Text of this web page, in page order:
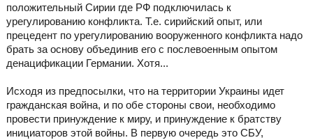
положительный Сирии где РФ подключилась к
урегулированию конфликта. Т.е. сирийский опыт, или
прецедент по урегулированию вооруженного конфликта надо
брать за основу объединив его с послевоенным опытом
денацификации Германии. Хотя...
Исходя из предпосылки, что на территории Украины идет
гражданская война, и по обе стороны свои, необходимо
провести принуждение к миру, и принуждение к братству
инициаторов этой войны. В первую очередь это СБУ,